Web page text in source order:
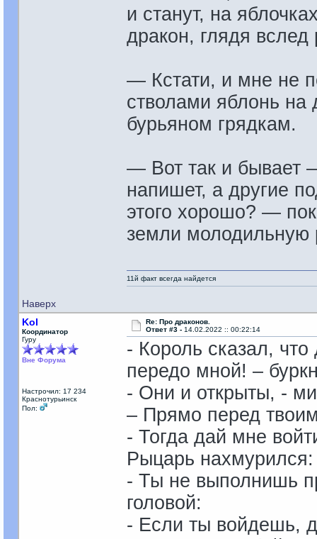
и станут, на
дракон, глядя
— Кстати, и мне не
стволами яблонь
бурьяном грядкам.
— Вот так и бывает
напишет, а другие
этого хорошо? —
земли молодильную
Наверх
11й факт всегда найдется
Kol
Координатор
Гуру
Вне Форума
Настрочил: 17 234
Краснотурьинск
Пол:
Re: Про драконов.
Ответ #3 - 14.02.2022 :: 00:22:14
- Король сказал,
передо мной! –
- Они и открыты, -
– Прямо перед
- Тогда дай мне
Рыцарь нахмурился:
- Ты не выполнишь
головой:
- Если ты войдешь,